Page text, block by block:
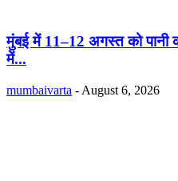
मुंबई में 11–12 अगस्त को पानी
में...
mumbaivarta - August 6, 2026